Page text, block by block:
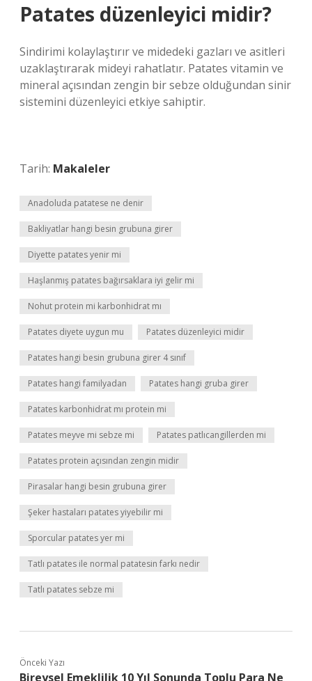
Patates düzenleyici midir?
Sindirimi kolaylaştırır ve midedeki gazları ve asitleri
uzaklaştırarak mideyi rahatlatır. Patates vitamin ve
mineral açısından zengin bir sebze olduğundan sinir
sistemini düzenleyici etkiye sahiptir.
Tarih: Makaleler
Anadoluda patatese ne denir
Bakliyatlar hangi besin grubuna girer
Diyette patates yenir mi
Haşlanmış patates bağırsaklara iyi gelir mi
Nohut protein mi karbonhidrat mı
Patates diyete uygun mu Patates düzenleyici midir
Patates hangi besin grubuna girer 4 sınıf
Patates hangi familyadan Patates hangi gruba girer
Patates karbonhidrat mı protein mi
Patates meyve mi sebze mi Patates patlıcangillerden mi
Patates protein açısından zengin midir
Pirasalar hangi besin grubuna girer
Şeker hastaları patates yiyebilir mi
Sporcular patates yer mi
Tatlı patates ile normal patatesin farkı nedir
Tatlı patates sebze mi
Önceki Yazı
Bireysel Emeklilik 10 Yıl Sonunda Toplu Para Ne